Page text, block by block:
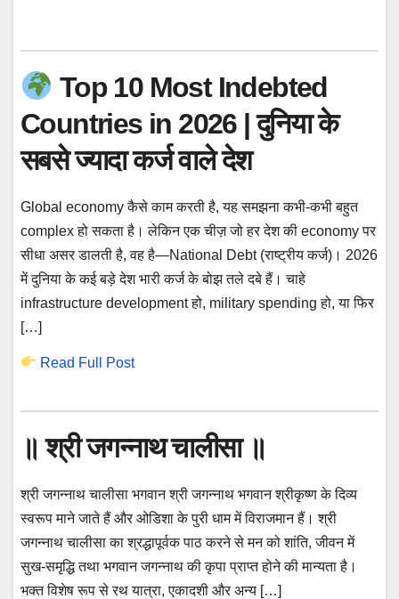
Top 10 Most Indebted
Countries in 2026 | दुनिया के
सबसे ज्यादा कर्ज वाले देश
Global economy कैसे काम करती है, यह समझना कभी-कभी बहुत
complex हो सकता है। लेकिन एक चीज़ जो हर देश की economy पर
सीधा असर डालती है, वह है—National Debt (राष्ट्रीय कर्ज)। 2026
में दुनिया के कई बड़े देश भारी कर्ज के बोझ तले दबे हैं। चाहे
infrastructure development हो, military spending हो, या फिर
[…]
Read Full Post
॥ श्री जगन्नाथ चालीसा ॥
श्री जगन्नाथ चालीसा भगवान श्री जगन्नाथ भगवान श्रीकृष्ण के दिव्य
स्वरूप माने जाते हैं और ओडिशा के पुरी धाम में विराजमान हैं। श्री
जगन्नाथ चालीसा का श्रद्धापूर्वक पाठ करने से मन को शांति, जीवन में
सुख-समृद्धि तथा भगवान जगन्नाथ की कृपा प्राप्त होने की मान्यता है।
भक्त विशेष रूप से रथ यात्रा, एकादशी और अन्य […]